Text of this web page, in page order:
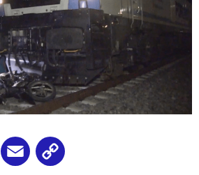
WhatsApp
Email